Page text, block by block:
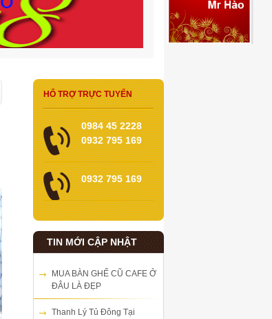
HỔ TRỢ TRỰC TUYẾN
0984 45 2228
0932 795 169
0932 795 169
TIN MỚI CẬP NHẬT
MUA BÀN GHẾ CŨ CAFE Ở
ĐÂU LÀ ĐẸP
Thanh Lý Tủ Đông Tại